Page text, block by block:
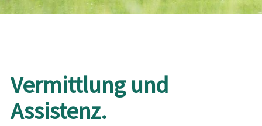
Vermittlung und
Assistenz.